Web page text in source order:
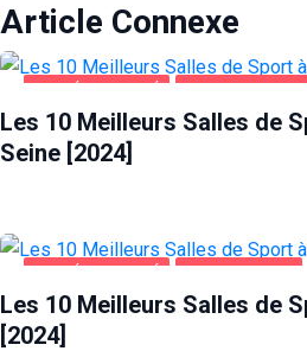
Article Connexe
SANTÉ ET BEAUTÉ VITRY-SUR-SEINE
Les 10 Meilleurs Salles de
Seine [2024]
SANTÉ ET BEAUTÉ VILLEURBANNE
Les 10 Meilleurs Salles de
[2024]